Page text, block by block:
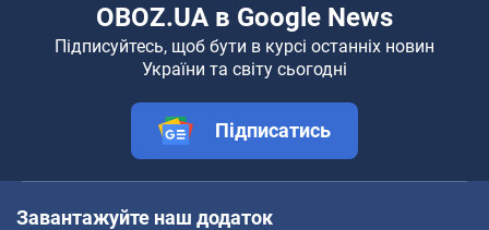
OBOZ.UA в Google News
Підписуйтесь, щоб бути в курсі останніх новин
України та світу сьогодні
Підписатись
Завантажуйте наш додаток